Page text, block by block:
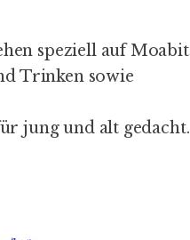
speziell auf Moabit
Trinken sowie
jung und alt gedacht.